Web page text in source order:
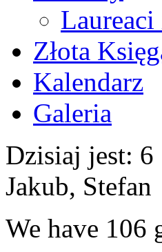
Złota
Kalendarz
Galeria
Dzisiaj jest:
Jakub, Stefan
We have 106